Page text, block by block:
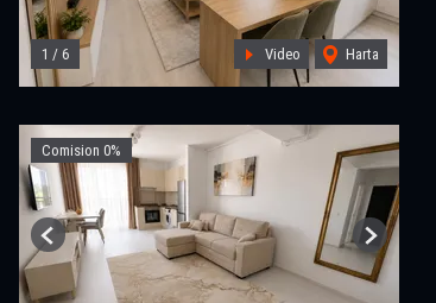
1 / 6 Video Harta
Comision 0%
Previous Next